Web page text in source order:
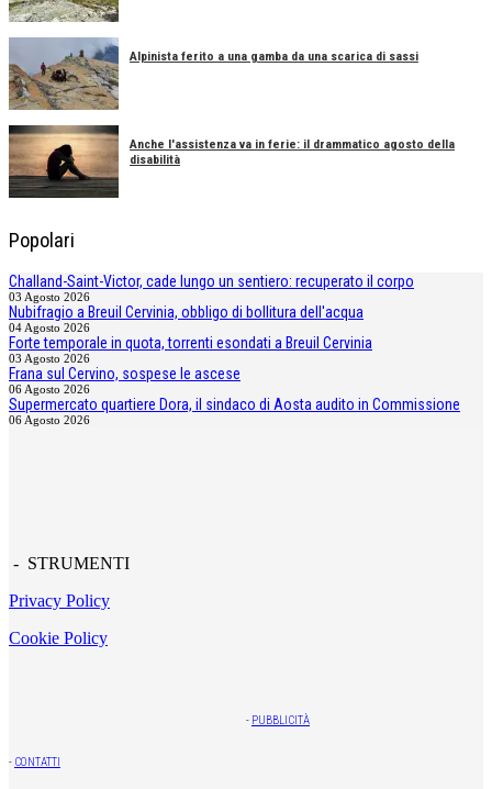
Alpinista ferito a una gamba da una scarica di sassi
Anche l'assistenza va in ferie: il drammatico agosto della
disabilità
Popolari
Challand-Saint-Victor, cade lungo un sentiero: recuperato il corpo
03 Agosto 2026
Nubifragio a Breuil Cervinia, obbligo di bollitura dell'acqua
04 Agosto 2026
Forte temporale in quota, torrenti esondati a Breuil Cervinia
03 Agosto 2026
Frana sul Cervino, sospese le ascese
06 Agosto 2026
Supermercato quartiere Dora, il sindaco di Aosta audito in Commissione
06 Agosto 2026
- STRUMENTI
Privacy Policy
Cookie Policy
- PUBBLICITÀ
- CONTATTI